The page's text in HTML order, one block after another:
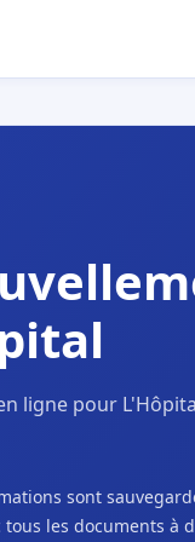
ligne pour
sont
les documents à